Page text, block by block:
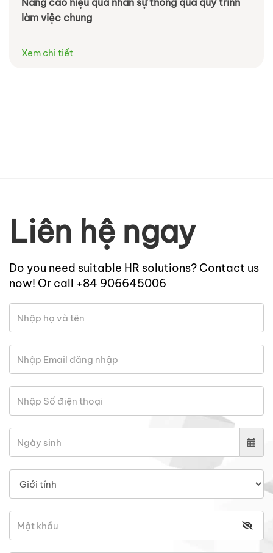
Nâng cao hiệu quả nhân sự thông qua quy trình
làm việc chung
Xem chi tiết
Liên hệ ngay
Do you need suitable HR solutions? Contact us
now! Or call +84 906645006